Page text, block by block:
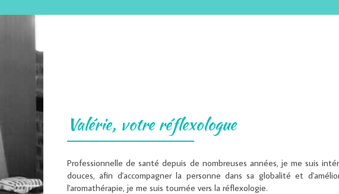
Valérie, votre réflexologue
Professionnelle de santé depuis de nombreuses années, je me suis
douces, afin d'accompagner la personne dans sa globalité et
l'aromathérapie, je me suis tournée vers la réflexologie.